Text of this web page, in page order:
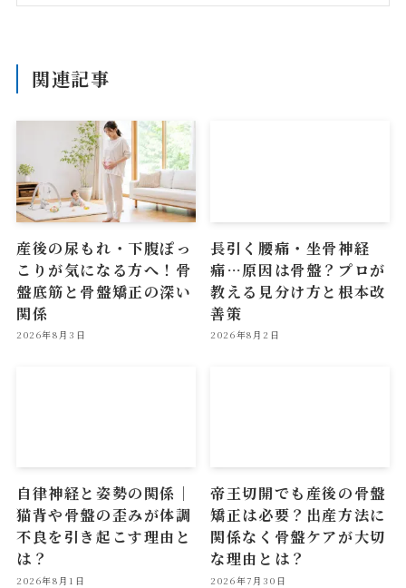
関連記事
産後の尿もれ・下腹ぽっ
こりが気になる方へ！骨
盤底筋と骨盤矯正の深い
関係
2026年8月3日
長引く腰痛・坐骨神経
痛…原因は骨盤？プロが
教える見分け方と根本改
善策
2026年8月2日
自律神経と姿勢の関係｜
猫背や骨盤の歪みが体調
不良を引き起こす理由と
は？
2026年8月1日
帝王切開でも産後の骨盤
矯正は必要？出産方法に
関係なく骨盤ケアが大切
な理由とは？
2026年7月30日